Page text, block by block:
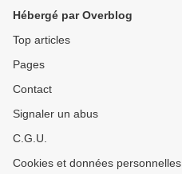
Hébergé par Overblog
Top articles
Pages
Contact
Signaler un abus
C.G.U.
Cookies et données personnelles